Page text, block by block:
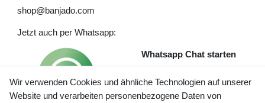
shop@banjado.com
Jetzt auch per Whatsapp:
Whatsapp Chat starten
Wir verwenden Cookies und ähnliche Technologien auf unserer
Website und verarbeiten personenbezogene Daten von